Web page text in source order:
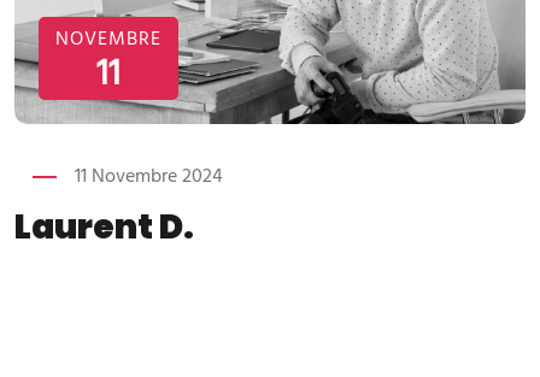
NOVEMBRE
11
11 Novembre 2024
Laurent D.